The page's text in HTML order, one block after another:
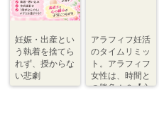
妊娠・出産とい
う執着を捨てら
れず、授からな
い悲劇
アラフィフ妊活
のタイムリミッ
ト。アラフィフ
女性は、時間と
の勝負！？【心